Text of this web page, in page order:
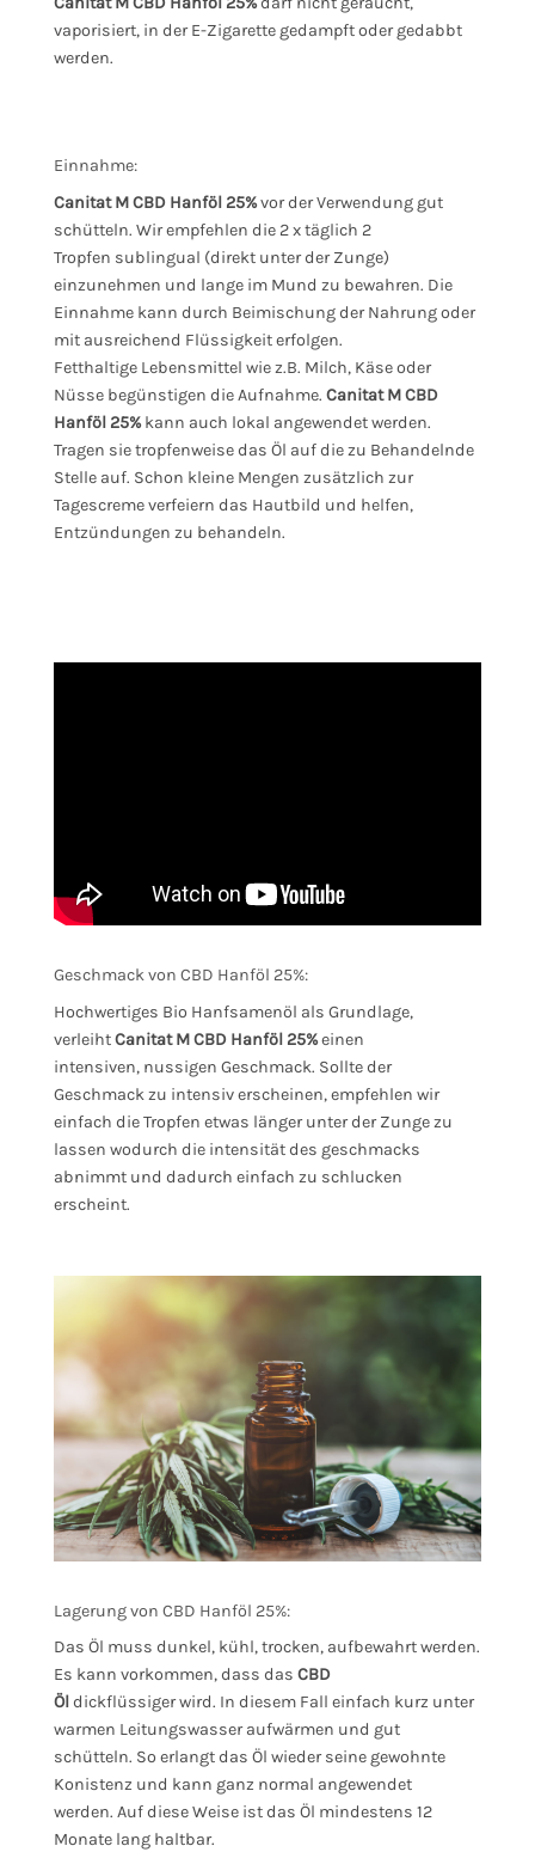
vaporisiert, in der E-Zigarette gedampft oder gedabbt
werden.
Einnahme:
Canitat M CBD Hanföl 25%vor der Verwendung gut
schütteln. Wir empfehlen die 2 x täglich 2
Tropfen sublingual (direkt unter der Zunge)
einzunehmen und lange im Mund zu bewahren. Die
Einnahme kann durch Beimischung der Nahrung oder
mit ausreichend Flüssigkeit erfolgen.
Fetthaltige Lebensmittel wie z.B. Milch, Käse oder
Nüsse begünstigen die Aufnahme. Canitat M CBD
Hanföl 25%kann auch lokal angewendet werden.
Tragen sie tropfenweise das Öl auf die zu Behandelnde
Stelle auf. Schon kleine Mengen zusätzlich zur
Tagescreme verfeiern das Hautbild und helfen,
Entzündungen zu behandeln.
Geschmack von CBD Hanföl 25%:
Hochwertiges Bio Hanfsamenöl als Grundlage,
verleihtCanitat M CBD Hanföl 25%einen
intensiven, nussigen Geschmack. Sollte der
Geschmack zu intensiv erscheinen, empfehlen wir
einfach die Tropfen etwas länger unter der Zunge zu
lassen wodurch die intensität des geschmacks
abnimmt und dadurch einfach zu schlucken
erscheint.
Lagerung von CBD Hanföl 25%:
Das Öl muss dunkel, kühl, trocken, aufbewahrt werden.
Es kann vorkommen, dass das CBD
Öl dickflüssiger wird. In diesem Fall einfach kurz unter
warmen Leitungswasser aufwärmen und gut
schütteln. So erlangt das Öl wieder seine gewohnte
Konistenz und kann ganz normal angewendet
werden. Auf diese Weise ist das Öl mindestens 12
Monate lang haltbar.